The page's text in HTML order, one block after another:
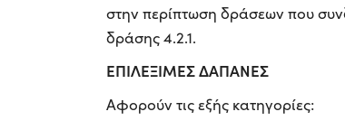
στην περίπτωση δράσεων που
δράσης 4.2.1.
ΕΠΙΛΕΞΙΜΕΣ ΔΑΠΑΝΕΣ
Αφορούν τις εξής κατηγορίες: